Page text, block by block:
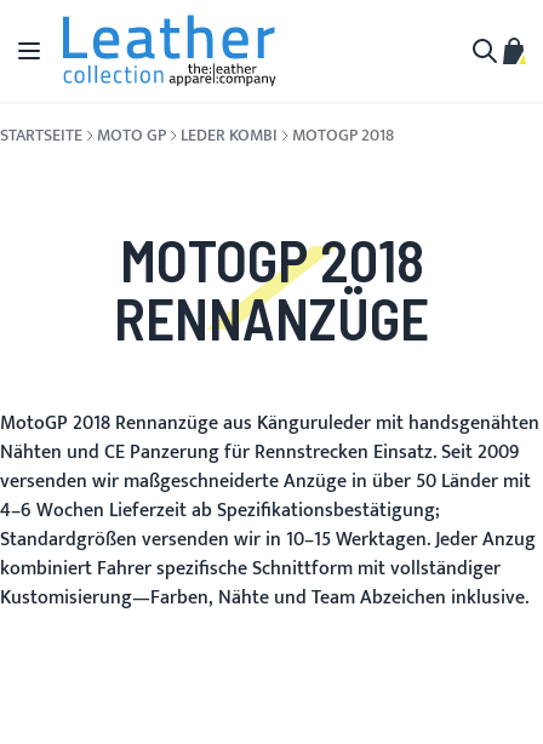
Zum Inhalt springen
Navigation umschalten
STARTSEITE MOTO GP LEDER KOMBI MOTOGP 2018
MOTOGP 2018
RENNANZÜGE
MotoGP 2018 Rennanzüge aus Känguruleder mit handsgenähten
Nähten und CE Panzerung für Rennstrecken Einsatz. Seit 2009
versenden wir maßgeschneiderte Anzüge in über 50 Länder mit
4–6 Wochen Lieferzeit ab Spezifikationsbestätigung;
Standardgrößen versenden wir in 10–15 Werktagen. Jeder Anzug
kombiniert Fahrer spezifische Schnittform mit vollständiger
Kustomisierung—Farben, Nähte und Team Abzeichen inklusive.